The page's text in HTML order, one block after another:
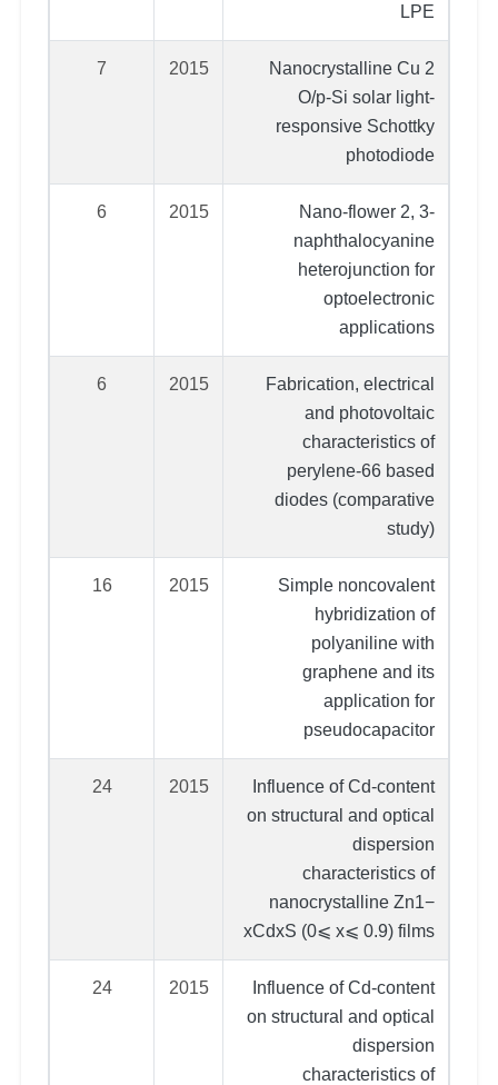
LPE
Nanocrystalline Cu 2
O/p-Si solar light-
responsive Schottky
photodiode
2015
7
Nano-flower 2, 3-
naphthalocyanine
heterojunction for
optoelectronic
applications
2015
6
Fabrication, electrical
and photovoltaic
characteristics of
perylene-66 based
diodes (comparative
study)
2015
6
Simple noncovalent
hybridization of
polyaniline with
graphene and its
application for
pseudocapacitor
2015
16
Influence of Cd-content
on structural and optical
dispersion
characteristics of
nanocrystalline Zn1−
xCdxS (0⩽ x⩽ 0.9) films
2015
24
Influence of Cd-content
on structural and optical
dispersion
characteristics of
2015
24